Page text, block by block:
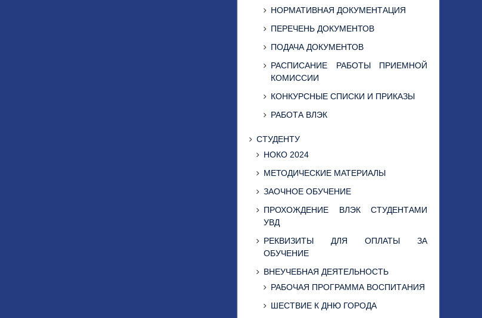
НОРМАТИВНАЯ ДОКУМЕНТАЦИЯ
ПЕРЕЧЕНЬ ДОКУМЕНТОВ
ПОДАЧА ДОКУМЕНТОВ
РАСПИСАНИЕ РАБОТЫ ПРИЕМНОЙ
КОМИССИИ
КОНКУРСНЫЕ СПИСКИ И ПРИКАЗЫ
РАБОТА ВЛЭК
СТУДЕНТУ
НОКО 2024
МЕТОДИЧЕСКИЕ МАТЕРИАЛЫ
ЗАОЧНОЕ ОБУЧЕНИЕ
ПРОХОЖДЕНИЕ ВЛЭК СТУДЕНТАМИ
УВД
РЕКВИЗИТЫ ДЛЯ ОПЛАТЫ ЗА
ОБУЧЕНИЕ
ВНЕУЧЕБНАЯ ДЕЯТЕЛЬНОСТЬ
РАБОЧАЯ ПРОГРАММА ВОСПИТАНИЯ
ШЕСТВИЕ К ДНЮ ГОРОДА